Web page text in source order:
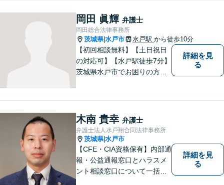
把握した上で、正当な権利を
守るために丁寧な対応を致し
ます。
岡田 眞輝 弁護士
岡田総合法律事務所
茨城県|水戸市 水戸駅 から徒歩10分
【初回相談無料】【土日祝日
の対応可】【水戸駅徒歩7分】
茨城県水戸市でお困りの方
詳細を見
る
木南 貴幸 弁護士
弁護士法人水戸翔合同法律事務所
茨城県|水戸市
【CFE・CIA資格保有】内部通
報・公益通報窓口とハラスメ
ント相談窓口について一括対
詳細を見
る